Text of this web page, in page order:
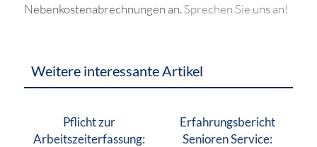
Nebenkostenabrechnungen an.Sprechen Sie uns an!
Weitere interessante Artikel
Pflicht zur
Arbeitszeiterfassung:
Erfahrungsbericht
Senioren Service: